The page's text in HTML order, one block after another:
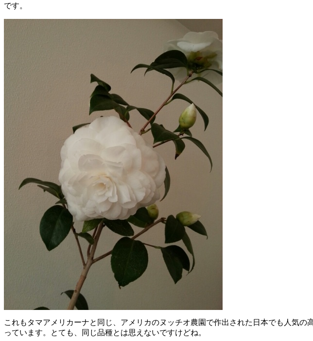
です。
これもタマアメリカーナと同じ、アメリカのヌッチオ農園で作出された日本でも人気
っています。とても、同じ品種とは思えないですけどね。